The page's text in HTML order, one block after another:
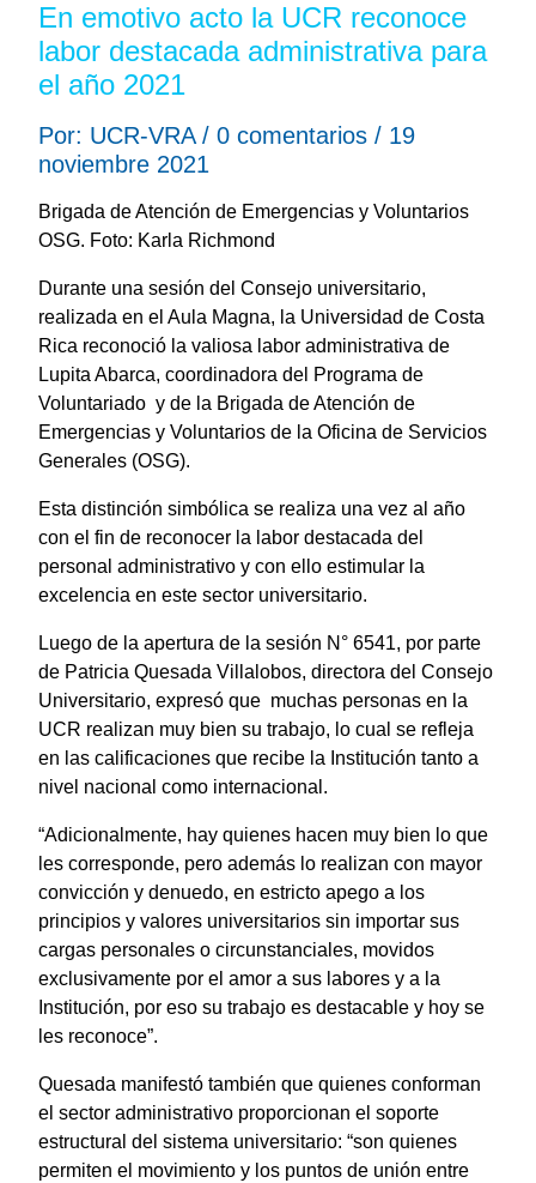
En emotivo acto la UCR reconoce
labor destacada administrativa para
el año 2021
Por: UCR-VRA / 0 comentarios / 19
noviembre 2021
Brigada de Atención de Emergencias y Voluntarios
OSG. Foto: Karla Richmond
Durante una sesión del Consejo universitario,
realizada en el Aula Magna, la Universidad de Costa
Rica reconoció la valiosa labor administrativa de
Lupita Abarca, coordinadora del Programa de
Voluntariado y de la Brigada de Atención de
Emergencias y Voluntarios de la Oficina de Servicios
Generales (OSG).
Esta distinción simbólica se realiza una vez al año
con el fin de reconocer la labor destacada del
personal administrativo y con ello estimular la
excelencia en este sector universitario.
Luego de la apertura de la sesión N° 6541, por parte
de Patricia Quesada Villalobos, directora del Consejo
Universitario, expresó que muchas personas en la
UCR realizan muy bien su trabajo, lo cual se refleja
en las calificaciones que recibe la Institución tanto a
nivel nacional como internacional.
“Adicionalmente, hay quienes hacen muy bien lo que
les corresponde, pero además lo realizan con mayor
convicción y denuedo, en estricto apego a los
principios y valores universitarios sin importar sus
cargas personales o circunstanciales, movidos
exclusivamente por el amor a sus labores y a la
Institución, por eso su trabajo es destacable y hoy se
les reconoce”.
Quesada manifestó también que quienes conforman
el sector administrativo proporcionan el soporte
estructural del sistema universitario: “son quienes
permiten el movimiento y los puntos de unión entre